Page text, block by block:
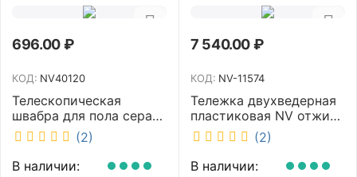
696.00₽
КОД: NV40120
Телескопическая
швабра для пола серая
NV микрофибра 42 см
NV40120
(2)
В наличии:
7 540.00₽
КОД: NV-11574
Тележка двухведерная
пластиковая NV отжим
2х23л NV-11574
(2)
В наличии: